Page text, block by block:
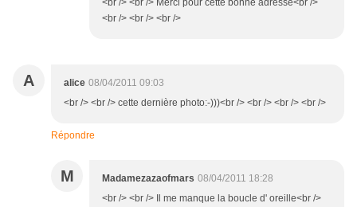
<br /> <br /> Merci pour cette bonne adresse<br />
<br /> <br /> <br />
A alice 08/04/2011 09:03
<br /> <br /> cette dernière photo:-)))<br /> <br /> <br /> <br />
Répondre
M Madamezazaofmars 08/04/2011 18:28
<br /> <br /> Il me manque la boucle d' oreille<br />